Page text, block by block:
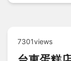
7301views